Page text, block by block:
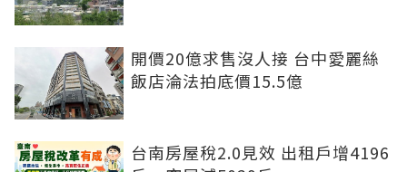
開價20億求售沒人接 台中愛麗絲
飯店淪法拍底價15.5億
台南房屋稅2.0見效 出租戶增4196